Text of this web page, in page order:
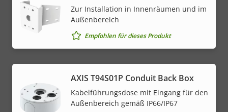
Zur Installation in Innenräumen und im
Außenbereich
Empfohlen für dieses Produkt
AXIS T94S01P Conduit Back Box
Kabelführungsdose mit Eingang für den
Außenbereich gemäß IP66/IP67